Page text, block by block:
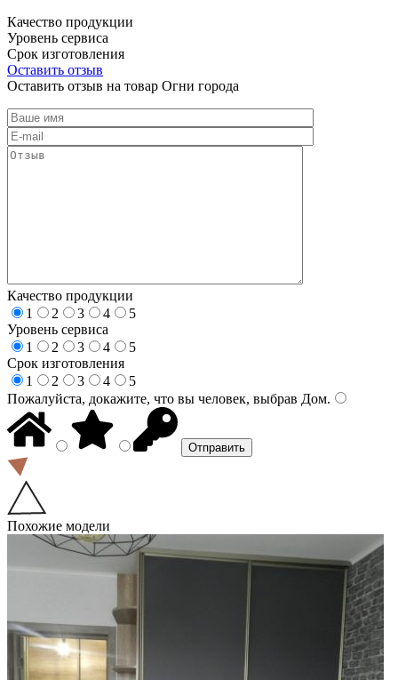
Качество продукции
Уровень сервиса
Срок изготовления
Оставить отзыв
Оставить отзыв на товар Огни города
Качество продукции
1
2 3 4
5
Уровень сервиса
1
2 3 4
5
Срок изготовления
1
2 3 4
5
Пожалуйста, докажите, что вы человек, выбрав Дом.
Похожие модели